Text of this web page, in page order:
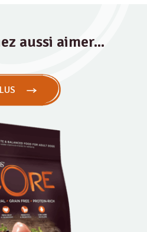
aussi aimer...